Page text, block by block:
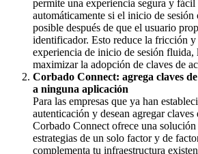
permite una experiencia segura y
automáticamente si el inicio de sesión
posible después de que el usuario
identificador. Esto reduce la fricción y
experiencia de inicio de sesión fluida,
maximizar la adopción de claves de
Corbado Connect: agrega claves
a ninguna aplicación
Para las empresas que ya han
autenticación y desean agregar claves
Corbado Connect ofrece una
estrategias de un solo factor y de
complementa tu infraestructura